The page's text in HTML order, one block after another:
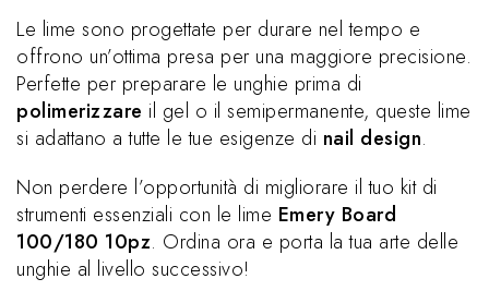
Le lime sono progettate per durare nel tempo e
offrono un’ottima presa per una maggiore precisione.
Perfette per preparare le unghie prima di
polimerizzare il gel o il semipermanente, queste lime
si adattano a tutte le tue esigenze di nail design.
Non perdere l’opportunità di migliorare il tuo kit di
strumenti essenziali con le lime Emery Board
100/180 10pz. Ordina ora e porta la tua arte delle
unghie al livello successivo!